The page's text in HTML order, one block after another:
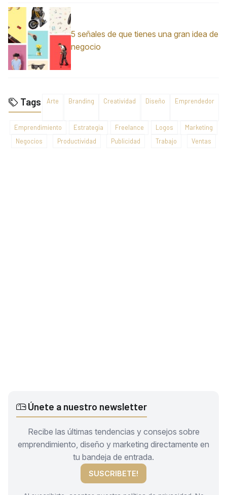
5 señales de que tienes una gran idea de
negocio
Tags Arte Branding Creatividad Diseño Emprendedor
Emprendimiento Estrategia Freelance Logos
Marketing
Negocios
Productividad Publicidad Trabajo Ventas
Únete a nuestro newsletter
Recibe las últimas tendencias y consejos sobre
emprendimiento, diseño y marketing directamente en
tu bandeja de entrada.
SUSCRIBETE!